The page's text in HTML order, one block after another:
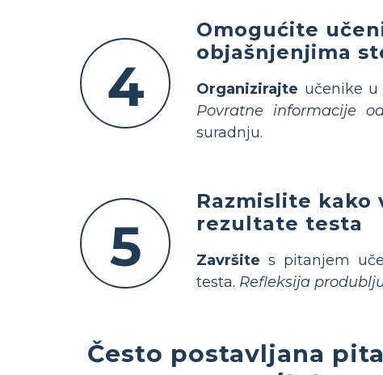
4
Omogućite
objašnjenjima
Organizirajte učenike
Povratne informacije
suradnju.
5
Razmislite kako
rezultate testa
Završite s pitanjem
testa. Refleksija
Često postavljana